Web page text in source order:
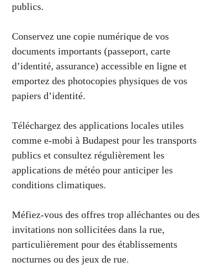
publics.
Conservez une copie numérique de vos
documents importants (passeport, carte
d’identité, assurance) accessible en ligne et
emportez des photocopies physiques de vos
papiers d’identité.
Téléchargez des applications locales utiles
comme e-mobi à Budapest pour les transports
publics et consultez régulièrement les
applications de météo pour anticiper les
conditions climatiques.
Méfiez-vous des offres trop alléchantes ou des
invitations non sollicitées dans la rue,
particulièrement pour des établissements
nocturnes ou des jeux de rue.